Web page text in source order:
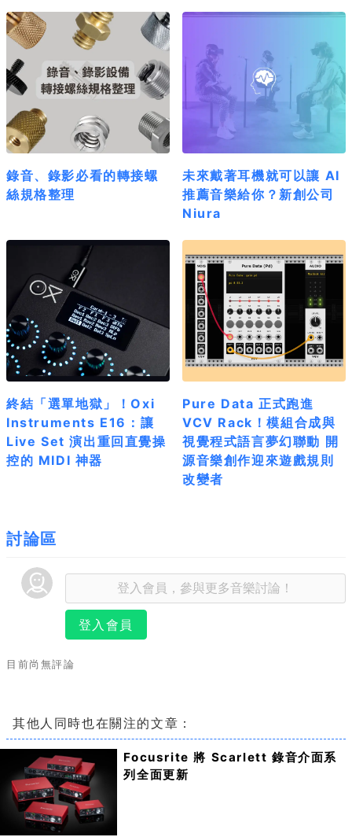
錄音、錄影必看的轉接螺
絲規格整理
未來戴著耳機就可以讓 AI
推薦音樂給你？新創公司
Niura
終結「選單地獄」！Oxi
Instruments E16：讓
Live Set 演出重回直覺操
控的 MIDI 神器
Pure Data 正式跑進
VCV Rack！模組合成與
視覺程式語言夢幻聯動 開
源音樂創作迎來遊戲規則
改變者
討論區
登入會員
目前尚無評論
其他人同時也在關注的文章：
Focusrite 將 Scarlett 錄音介面系
列全面更新